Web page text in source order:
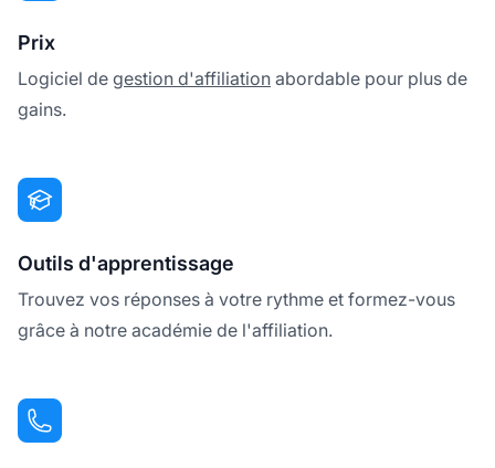
Prix
Logiciel de gestion d'affiliation abordable pour plus de
gains.
Outils d'apprentissage
Trouvez vos réponses à votre rythme et formez-vous
grâce à notre académie de l'affiliation.